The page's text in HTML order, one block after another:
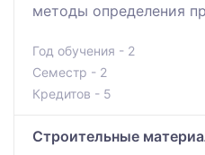
методы определения
Год обучения - 2
Семестр - 2
Кредитов - 5
Строительные